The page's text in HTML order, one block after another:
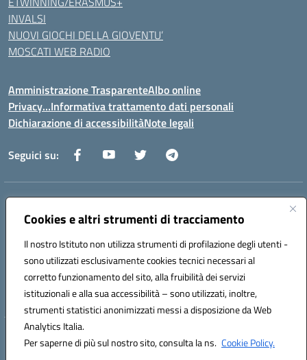
Cookies e altri strumenti di tracciamento
Il nostro Istituto non utilizza strumenti di profilazione degli utenti -
sono utilizzati esclusivamente cookies tecnici necessari al
corretto funzionamento del sito, alla fruibilità dei servizi
istituzionali e alla sua accessibilità – sono utilizzati, inoltre,
strumenti statistici anonimizzati messi a disposizione da Web
Analytics Italia.
Per saperne di più sul nostro sito, consulta la ns. Cookie Policy.
INVALSI
NUOVI GIOCHI DELLA GIOVENTU’
MOSCATI WEB RADIO
Amministrazione TrasparenteAlbo online
Privacy…Informativa trattamento dati personali
Dichiarazione di accessibilitàNote legali
Seguici su:
Indirizzo:
Centralino:089 201032 Email:saic88800v@istruzione.it
Codice fiscale: 80028930651
Codice meccanografico:
saic88800v
Codice unico di fatturazione (CUF): UFLEGP
Hosting & Powered by 3D Solution S.r.l.
Concept & Design by Designers Italia